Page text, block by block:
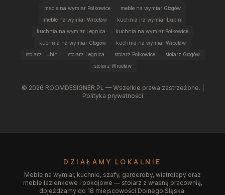
meble na wymiar Polkowice
meble na wymiar Głogów
meble na wymiar Wrocław
kuchnia na wymiar Lubin
kuchnia na wymiar Legnica
kuchnia na wymiar Polkowice
kuchnia na wymiar Głogów
kuchnia na wymiar Wrocław
stolarz Lubin
stolarz Legnica stolarz Polkowice
stolarz Głogów
stolarz Wrocław
© 2026 ROOMDESIGNER.PL — Wszelkie prawa zastrzeżone. |
Polityka prywatności
DZIAŁAMY LOKALNIE
Meble na wymiar, kuchnie, szafy, garderoby, wiatrołapy oraz
meble łazienkowe i pokojowe — stolarz z własną pracownią,
dojeżdżamy do 18 miejscowości Dolnego Śląska.